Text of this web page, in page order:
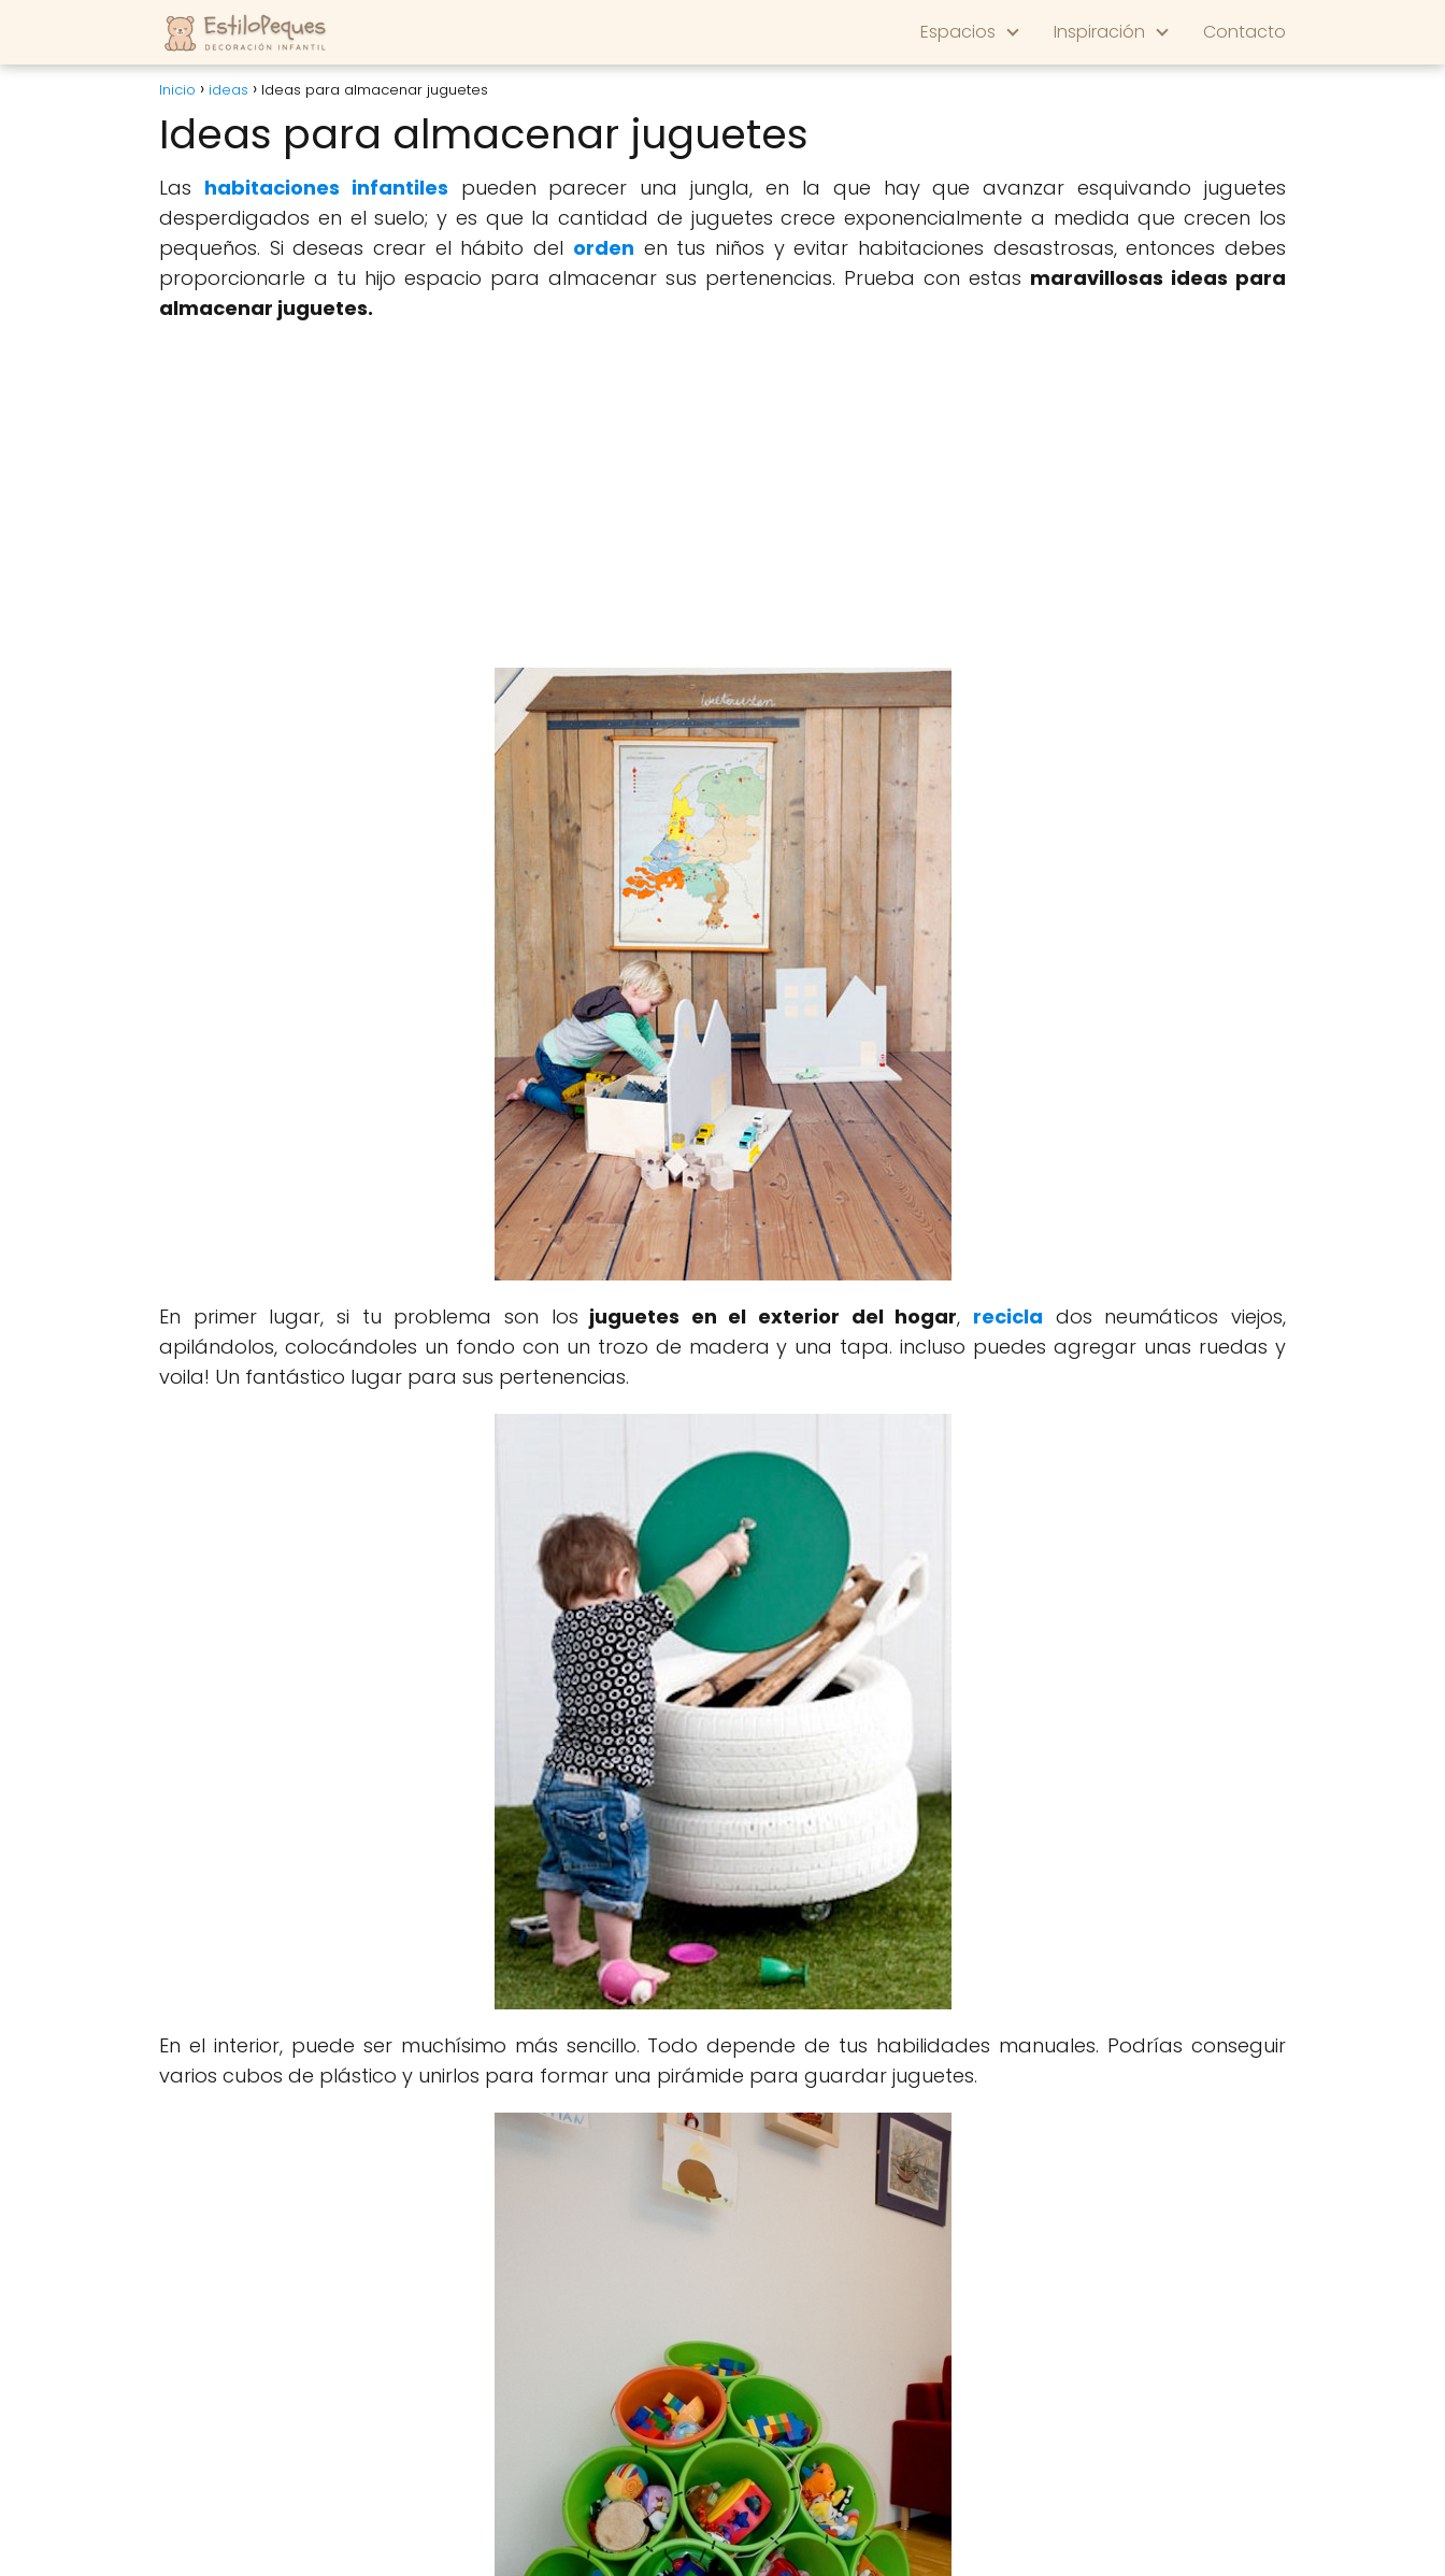
Espacios Inspiración Contacto
Inicio ideas Ideas para almacenar juguetes
Ideas para almacenar juguetes
Las habitaciones infantiles pueden parecer una jungla, en la que hay que avanzar esquivando juguetes
desperdigados en el suelo; y es que la cantidad de juguetes crece exponencialmente a medida que crecen los
pequeños. Si deseas crear el hábito del orden en tus niños y evitar habitaciones desastrosas, entonces debes
proporcionarle a tu hijo espacio para almacenar sus pertenencias. Prueba con estas maravillosas ideas para
almacenar juguetes.
En primer lugar, si tu problema son los juguetes en el exterior del hogar, recicla dos neumáticos viejos,
apilándolos, colocándoles un fondo con un trozo de madera y una tapa. incluso puedes agregar unas ruedas y
voila! Un fantástico lugar para sus pertenencias.
En el interior, puede ser muchísimo más sencillo. Todo depende de tus habilidades manuales. Podrías conseguir
varios cubos de plástico y unirlos para formar una pirámide para guardar juguetes.